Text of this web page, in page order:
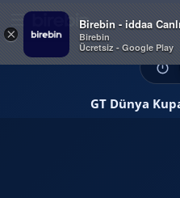
×
Birebin - iddaa
Birebin
Ücretsiz - Google Play
GT Dünya